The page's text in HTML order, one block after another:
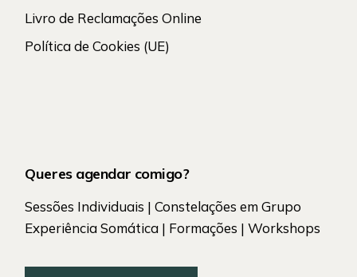
Livro de Reclamações Online
Política de Cookies (UE)
Queres agendar comigo?
Sessões Individuais | Constelações em Grupo
Experiência Somática | Formações | Workshops